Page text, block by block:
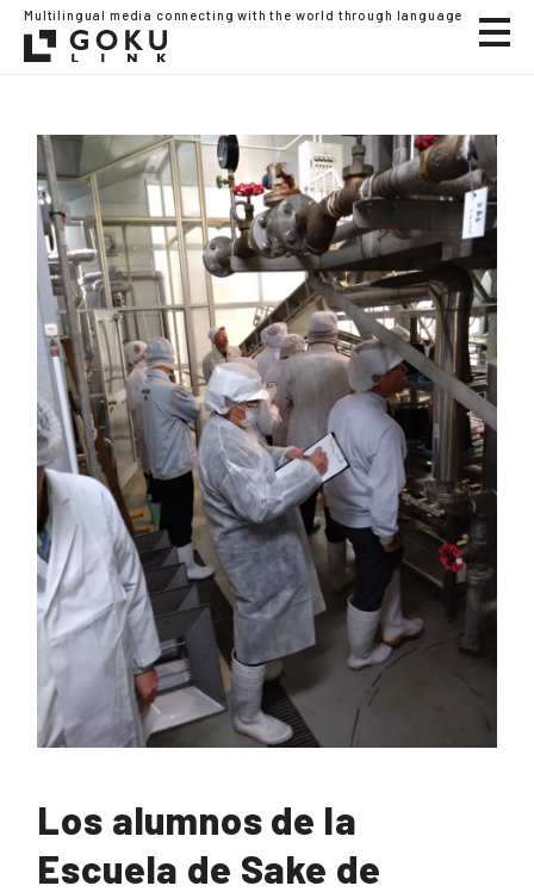
Multilingual media connecting with the world through language
Los alumnos de la
Escuela de Sake de